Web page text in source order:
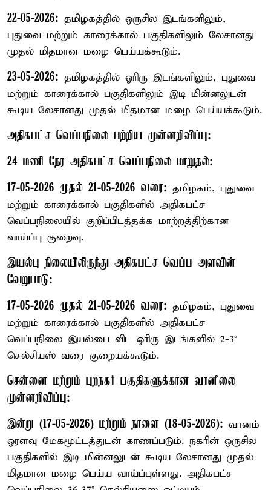
22-05-2026: தமிழகத்தில் ஒருசில இடங்களிலும்,
புதுவை மற்றும் காரைக்கால் பகுதிகளிலும் லேசானது
முதல் மிதமான மழை பெய்யக்கூடும்.
23-05-2026: தமிழகத்தில் ஓரிரு இடங்களிலும், புதுவை
மற்றும் காரைக்கால் பகுதிகளிலும் இடி மின்னலுடன்
கூடிய லேசானது முதல் மிதமான மழை பெய்யக்கூடும்.
அதிகபட்ச வெப்பநிலை பற்றிய முன்னறிவிப்பு:
24 மணி நேர அதிகபட்ச வெப்பநிலை மாறுதல்:
17-05-2026 முதல் 21-05-2026 வரை: தமிழகம், புதுவை
மற்றும் காரைக்கால் பகுதிகளில் அதிகபட்ச
வெப்பநிலையில் குறிப்பிடத்தக்க மாற்றத்திற்கான
வாய்ப்பு குறைவு.
இயல்பு நிலையிலிருந்து அதிகபட்ச வெப்ப அளவின்
வேறுபாடு:
17-05-2026 முதல் 21-05-2026 வரை: தமிழகம், புதுவை
மற்றும் காரைக்கால் பகுதிகளில் அதிகபட்ச
வெப்பநிலை இயல்பை விட ஓரிரு இடங்களில் 2-3°
செல்சியஸ் வரை குறையக்கூடும்.
சென்னை மற்றும் புறநகர் பகுதிகளுக்கான வானிலை
முன்னறிவிப்பு:
இன்று (17-05-2026) மற்றும் நாளை (18-05-2026): வானம்
ஓரளவு மேகமூட்டத்துடன் காணப்படும். நகரின் ஒருசில
பகுதிகளில் இடி மின்னலுடன் கூடிய லேசானது முதல்
மிதமான மழை பெய்ய வாய்ப்புள்ளது. அதிகபட்ச